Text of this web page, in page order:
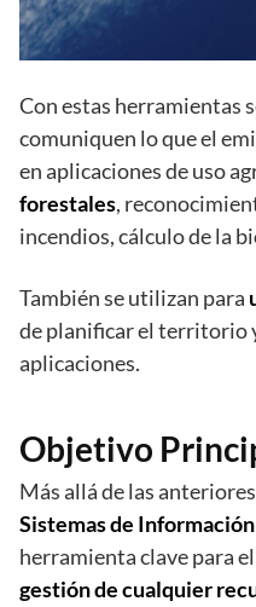
Con estas herramientas
comuniquen lo que el
en aplicaciones de uso
forestales,
incendios, cálculo de la
También se utilizan para
de planificar el territorio
aplicaciones.
Objetivo
Más allá de las
Sistemas de
herramienta clave para
gestión de cualquier